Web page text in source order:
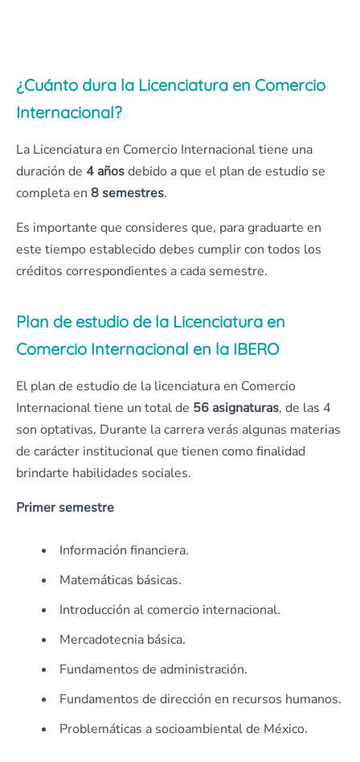
¿Cuánto dura la Licenciatura en Comercio
Internacional?
La Licenciatura en Comercio Internacional tiene una
duración de 4 añosdebido a que el plan de estudio se
completa en 8 semestres.
Es importante que consideres que, para graduarte en
este tiempo establecido debes cumplir con todos los
créditos correspondientes a cada semestre.
Plan de estudio de la Licenciatura en
Comercio Internacional en la IBERO
El plan de estudio de la licenciatura en Comercio
Internacional tiene un total de 56 asignaturas, de las 4
son optativas. Durante la carrera verás algunas materias
de carácter institucional que tienen como finalidad
brindarte habilidades sociales.
Primer semestre
Información financiera.
Matemáticas básicas.
Introducción al comercio internacional.
Mercadotecnia básica.
Fundamentos de administración.
Fundamentos de dirección en recursos humanos.
Problemáticas a socioambiental de México.